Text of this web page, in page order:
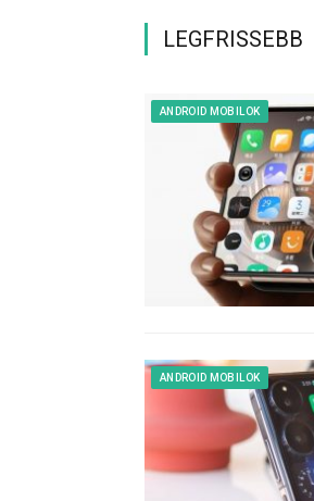
LEGFRISSEBB
ANDROID MOBILOK
ANDROID MOBILOK